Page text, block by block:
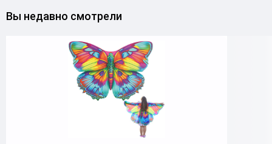
Вы недавно смотрели